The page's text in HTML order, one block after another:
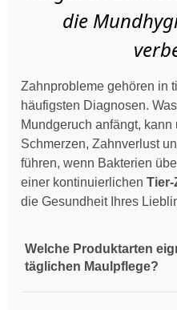
die
Zahnprobleme gehören in
häufigsten Diagnosen.
Mundgeruch anfängt,
Schmerzen, Zahnverlust
führen, wenn Bakterien
einer kontinuierlichen
die Gesundheit Ihres
Welche Produktarten
täglichen Maulpflege?